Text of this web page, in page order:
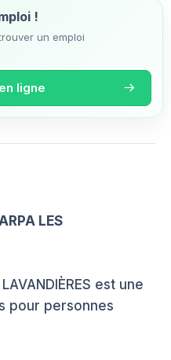
!
un emploi
ligne
LES
est une
pour personnes